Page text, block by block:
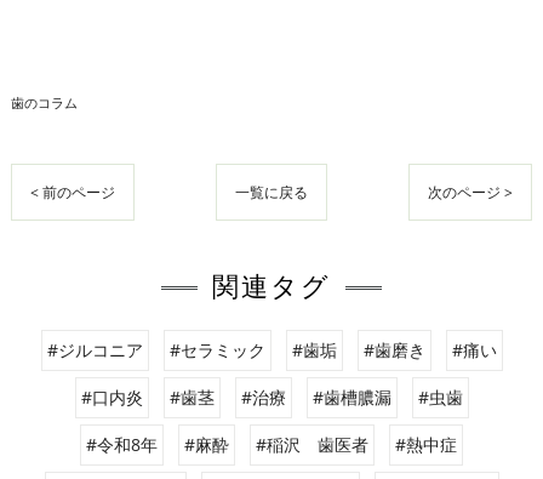
歯のコラム
< 前のページ 一覧に戻る 次のページ >
関連タグ
#ジルコニア #セラミック #歯垢 #歯磨き #痛い
#口内炎 #歯茎 #治療 #歯槽膿漏 #虫歯
#令和8年 #麻酔 #稲沢 歯医者 #熱中症